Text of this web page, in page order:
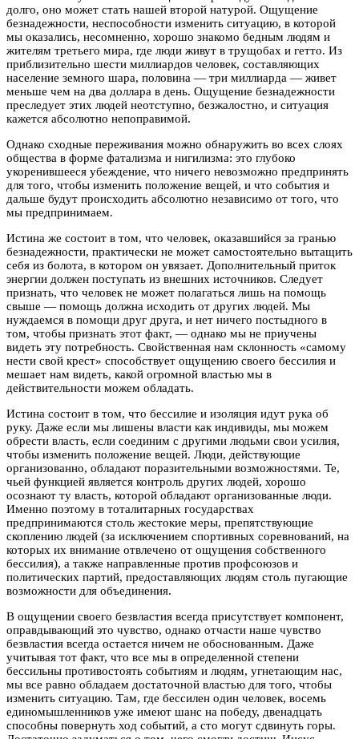
долго, оно может стать нашей второй натурой. Ощущение
безнадежности, неспособности изменить ситуацию, в которой
мы оказались, несомненно, хорошо знакомо бедным людям и
жителям третьего мира, где люди живут в трущобах и гетто. Из
приблизительно шести миллиардов человек, составляющих
население земного шара, половина — три миллиарда — живет
меньше чем на два доллара в день. Ощущение безнадежности
преследует этих людей неотступно, безжалостно, и ситуация
кажется абсолютно непоправимой.
Однако сходные переживания можно обнаружить во всех слоях
общества в форме фатализма и нигилизма: это глубоко
укоренившееся убеждение, что ничего невозможно предпринять
для того, чтобы изменить положение вещей, и что события и
дальше будут происходить абсолютно независимо от того, что
мы предпринимаем.
Истина же состоит в том, что человек, оказавшийся за гранью
безнадежности, практически не может самостоятельно вытащить
себя из болота, в котором он увязает. Дополнительный приток
энергии должен поступать из внешних источников. Следует
признать, что человек не может полагаться лишь на помощь
свыше — помощь должна исходить от других людей. Мы
нуждаемся в помощи друг друга, и нет ничего постыдного в
том, чтобы признать этот факт, — однако мы не приучены
видеть эту потребность. Свойственная нам склонность «самому
нести свой крест» способствует ощущению своего бессилия и
мешает нам видеть, какой огромной властью мы в
действительности можем обладать.
Истина состоит в том, что бессилие и изоляция идут рука об
руку. Даже если мы лишены власти как индивиды, мы можем
обрести власть, если соединим с другими людьми свои усилия,
чтобы изменить положение вещей. Люди, действующие
организованно, обладают поразительными возможностями. Те,
чьей функцией является контроль других людей, хорошо
осознают ту власть, которой обладают организованные люди.
Именно поэтому в тоталитарных государствах
предпринимаются столь жестокие меры, препятствующие
скоплению людей (за исключением спортивных соревнований, на
которых их внимание отвлечено от ощущения собственного
бессилия), а также направленные против профсоюзов и
политических партий, предоставляющих людям столь пугающие
возможности для объединения.
В ощущении своего безвластия всегда присутствует компонент,
оправдывающий это чувство, однако отчасти наше чувство
безвластия всегда остается ничем не обоснованным. Даже
учитывая тот факт, что все мы в определенной степени
бессильны противостоять событиям и людям, угнетающим нас,
мы все равно обладаем достаточной властью для того, чтобы
изменить ситуацию. Там, где бессилен один человек, восемь
единомышленников уже имеют шанс на победу, двенадцать
способны повернуть ход событий, а сто могут сдвинуть горы.